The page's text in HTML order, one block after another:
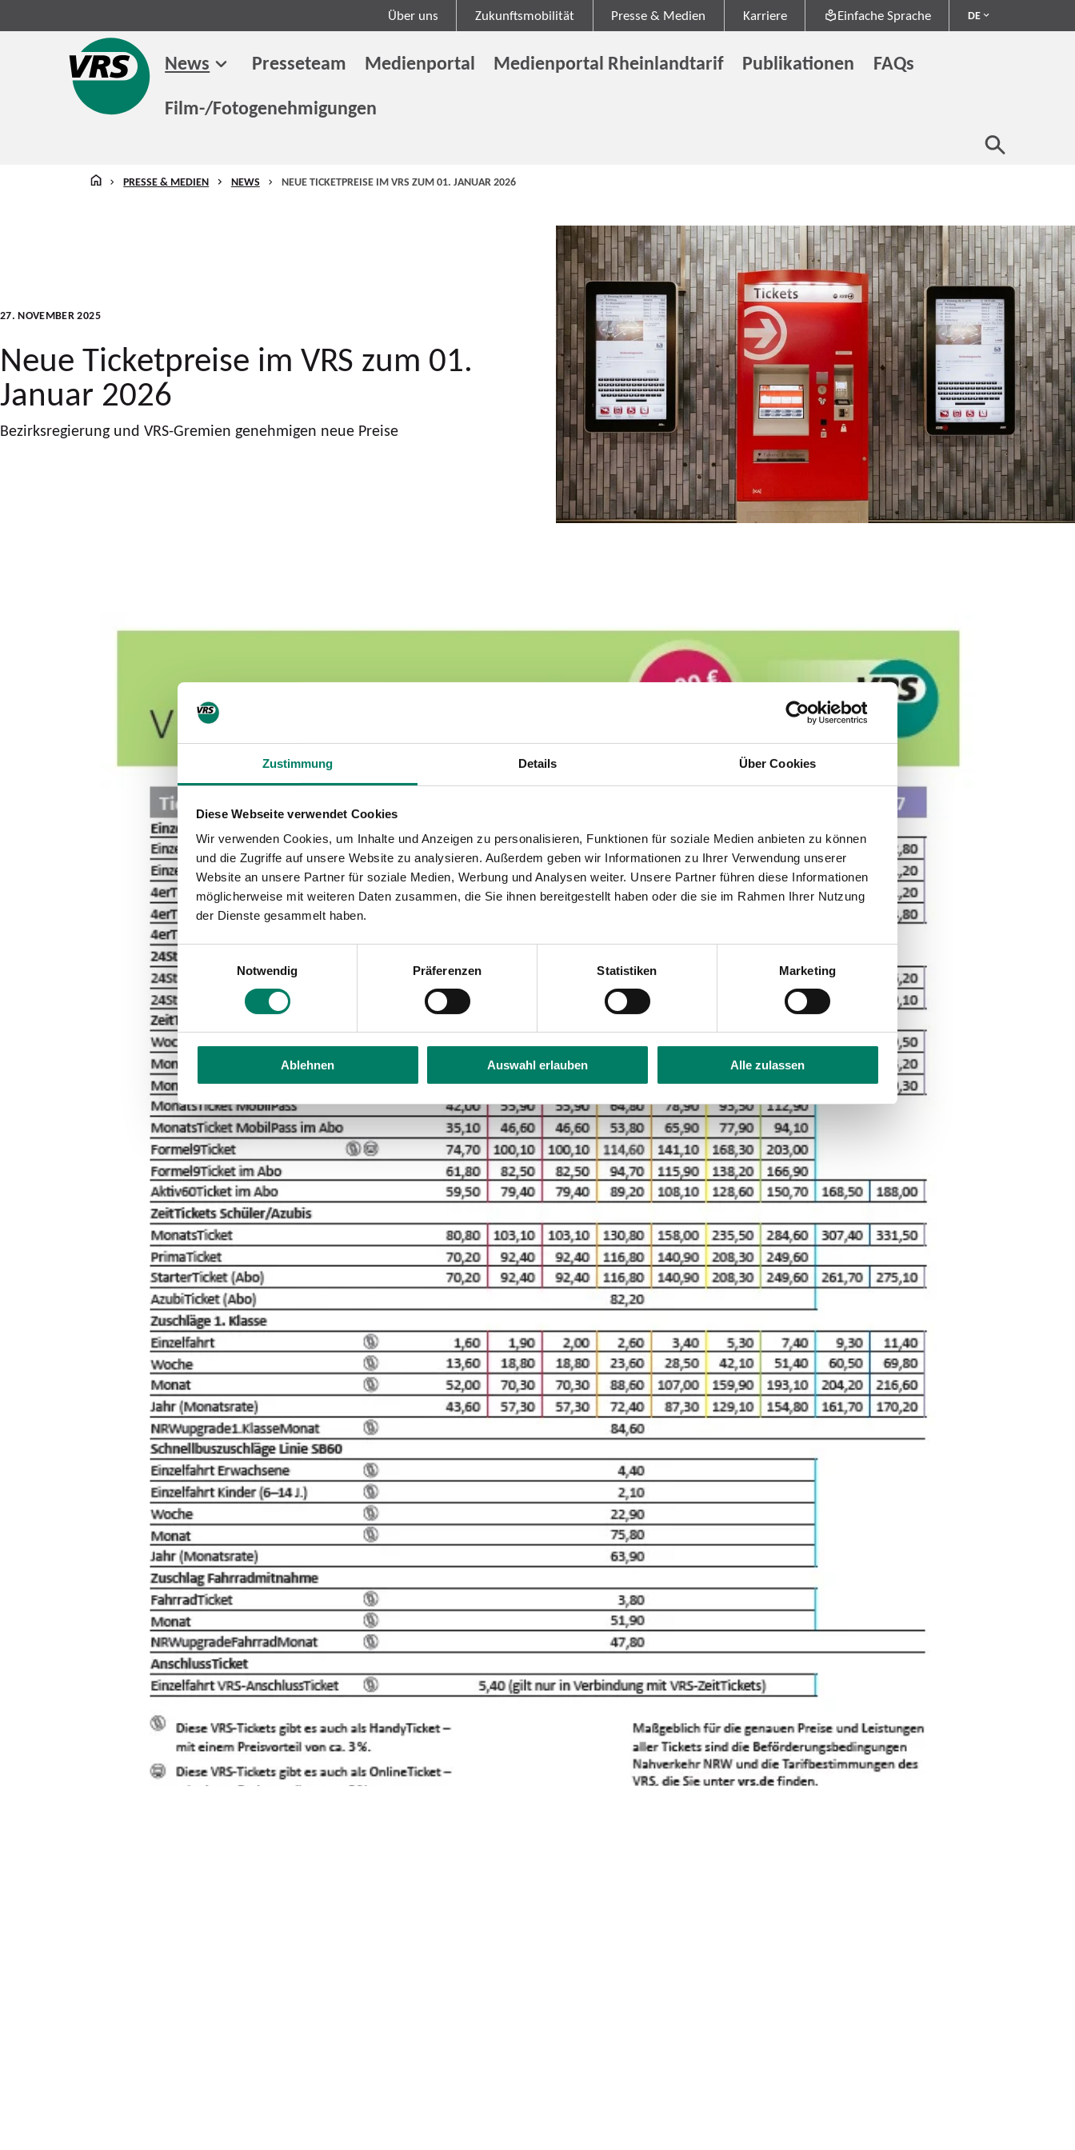
Zustimmung Details Über Cookies
Diese Webseite verwendet Cookies
Wir verwenden Cookies, um Inhalte und Anzeigen zu personalisieren, Funktionen für soziale Medien anbieten zu können
und die Zugriffe auf unsere Website zu analysieren. Außerdem geben wir Informationen zu Ihrer Verwendung unserer
Website an unsere Partner für soziale Medien, Werbung und Analysen weiter. Unsere Partner führen diese Informationen
möglicherweise mit weiteren Daten zusammen, die Sie ihnen bereitgestellt haben oder die sie im Rahmen Ihrer Nutzung
der Dienste gesammelt haben.
Einwilligungsauswahl
Notwendig
Präferenzen Statistiken Marketing
Ablehnen Auswahl erlauben Alle zulassen
Über uns Zukunftsmobilität Presse & Medien Karriere Einfache Sprache DE
News Presseteam Medienportal Medienportal Rheinlandtarif Publikationen
FAQs
Film-/Fotogenehmigungen
STARTSEITE
PRESSE & MEDIEN NEWS NEUE TICKETPREISE IM VRS ZUM 01. JANUAR 2026
27. NOVEMBER 2025
Neue Ticketpreise im VRS zum 01.
Januar 2026
Bezirksregierung und VRS-Gremien genehmigen neue Preise